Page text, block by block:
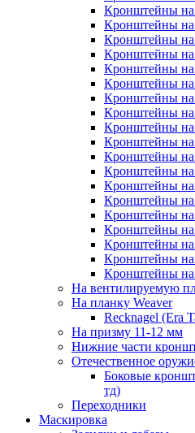
Кронштейны на
Кронштейны
Кронштейны
Кронштейны на
Кронштейны
Кронштейны
Кронштейны
Кронштейны на
Кронштейны на
Кронштейны на
Кронштейны на
Кронштейны на
Кронштейны на
Кронштейны на
Кронштейны на
Кронштейны на
Кронштейны на
Кронштейны на
Кронштейны на
На вентилируемую
На планку Weaver
Recknagel (Era
На призму 11-12 мм
Нижние части
Отечественное
Боковые
тд)
Переходники
Маскировка